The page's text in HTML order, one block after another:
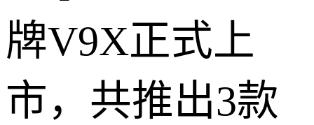
牌V9X正式上
市，共推出3款